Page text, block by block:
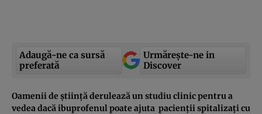
Adaugă-ne ca sursă
preferată
Urmărește-ne in
Discover
Oamenii de știință derulează un studiu clinic pentru a
vedea dacă ibuprofenul poate ajuta pacienții spitalizați cu